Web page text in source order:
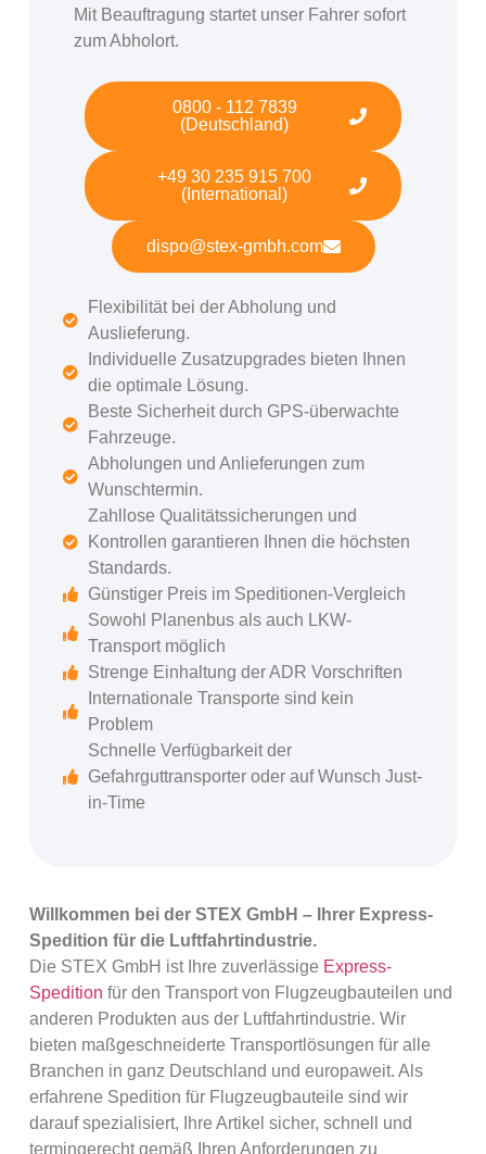
Willkommen bei der STEX GmbH – Ihrer Express-
Spedition für die Luftfahrtindustrie.
Die STEX GmbH ist Ihre zuverlässige Express-
Spedition für den Transport von Flugzeugbauteilen und
anderen Produkten aus der Luftfahrtindustrie. Wir
bieten maßgeschneiderte Transportlösungen für alle
Branchen in ganz Deutschland und europaweit. Als
erfahrene Spedition für Flugzeugbauteile sind wir
darauf spezialisiert, Ihre Artikel sicher, schnell und
termingerecht gemäß Ihren Anforderungen zu
Mit Beauftragung startet unser Fahrer sofort
zum Abholort.
0800 - 112 7839
(Deutschland)
+49 30 235 915 700
(International)
dispo@stex-gmbh.com
Flexibilität bei der Abholung und
Auslieferung.
Individuelle Zusatzupgrades bieten Ihnen
die optimale Lösung.
Beste Sicherheit durch GPS-überwachte
Fahrzeuge.
Abholungen und Anlieferungen zum
Wunschtermin.
Zahllose Qualitätssicherungen und
Kontrollen garantieren Ihnen die höchsten
Standards.
Günstiger Preis im Speditionen-Vergleich
Sowohl Planenbus als auch LKW-
Transport möglich
Strenge Einhaltung der ADR Vorschriften
Internationale Transporte sind kein
Problem
Schnelle Verfügbarkeit der
Gefahrguttransporter oder auf Wunsch Just-
in-Time